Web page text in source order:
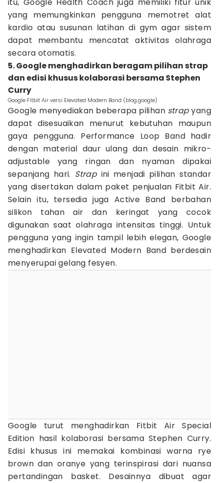
yang memungkinkan pengguna memotret alat
kardio atau susunan latihan di gym agar sistem
dapat membantu mencatat aktivitas olahraga
secara otomatis.
5. Google menghadirkan beragam pilihan strap
dan edisi khusus kolaborasi bersama Stephen
Curry
Google Fitbit Air versi Elevated Modern Band (blog.google)
Google menyediakan beberapa pilihan strapyang
dapat disesuaikan menurut kebutuhan maupun
gaya pengguna. Performance Loop Band hadir
dengan material daur ulang dan desain mikro-
adjustable yang ringan dan nyaman dipakai
sepanjang hari. Strapini menjadi pilihan standar
yang disertakan dalam paket penjualan Fitbit Air.
Selain itu, tersedia juga Active Band berbahan
silikon tahan air dan keringat yang cocok
digunakan saat olahraga intensitas tinggi. Untuk
pengguna yang ingin tampil lebih elegan, Google
menghadirkan Elevated Modern Band berdesain
menyerupai gelang fesyen.
Google turut menghadirkan Fitbit Air Special
Edition hasil kolaborasi bersama Stephen Curry.
Edisi khusus ini memakai kombinasi warna rye
brown dan oranye yang terinspirasi dari nuansa
pertandingan basket. Desainnya dibuat agar